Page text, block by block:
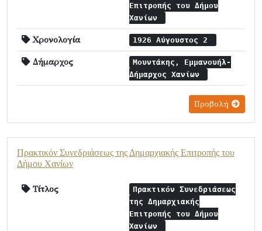
Επιτροπής του Δήμου
Χανίων
Χρονολογία 1926 Αύγουστος 2
Δήμαρχος
Μουντάκης, Εμμανουήλ-
Δήμαρχος Χανίων
Προβολή
Πρακτικόν Συνεδριάσεως της Δημαρχιακής Επιτροπής του
Δήμου Χανίων
Τίτλος
Πρακτικόν Συνεδριάσεως
της Δημαρχιακής
Επιτροπής του Δήμου
Χανίων